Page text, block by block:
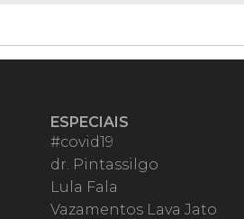
ESPECIAIS
#covid19
dr. Pintassilgo
Lula Fala
Vazamentos Lava Jato